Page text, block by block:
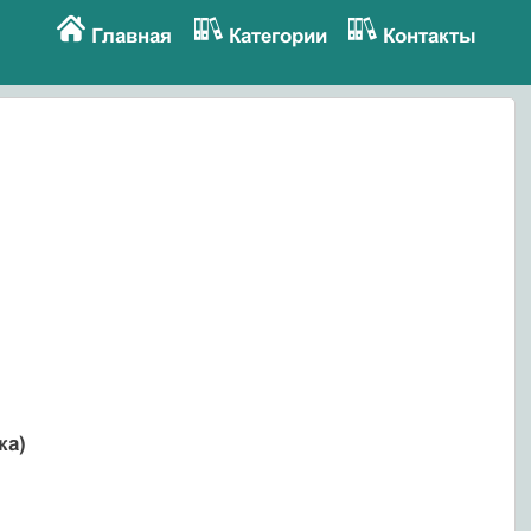
Главная Категории Контакты